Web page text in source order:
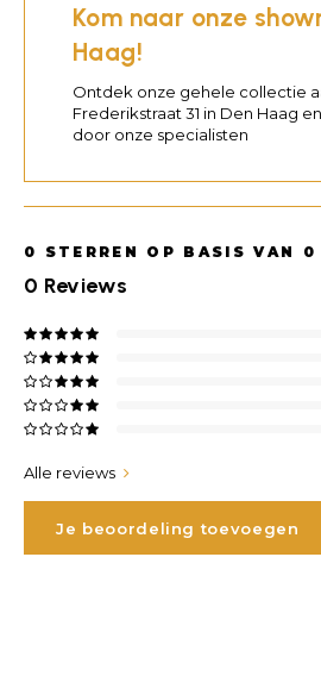
Kom naar onze
Haag!
Ontdek onze gehele collectie
Frederikstraat 31 in Den Haag
door onze specialisten
0 STERREN OP BASIS VAN 0
0 Reviews
Alle reviews
Je beoordeling toevoegen